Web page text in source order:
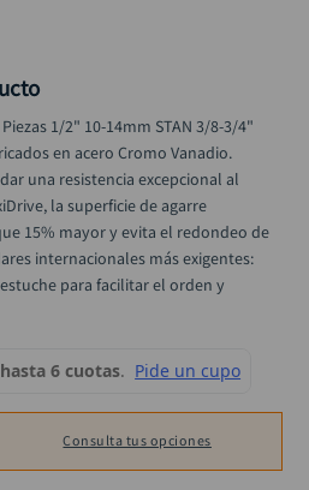
1/2" 10-14mm STAN 3/8-3/4"
en acero Cromo Vanadio.
una resistencia excepcional al
la superficie de agarre
15% mayor y evita el redondeo de
internacionales más exigentes:
estuche para facilitar el orden y
Consulta tus opciones